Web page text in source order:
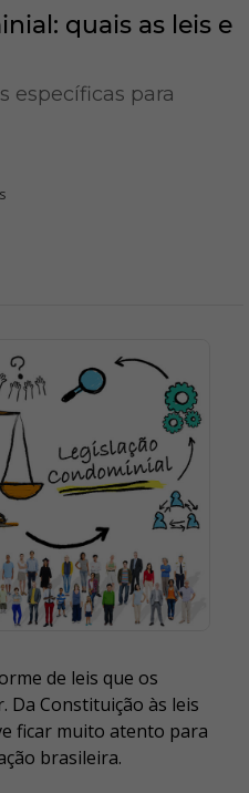
quais as leis e
específicas para
de leis que os
Da Constituição às leis
ficar muito atento para
brasileira.